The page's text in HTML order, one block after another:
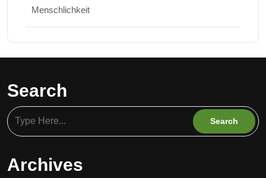
Menschlichkeit
Search
Archives